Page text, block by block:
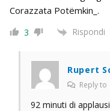
Corazzata Potëmkin_.
3 Rispondi
Rupert
Reply to
92 minuti di